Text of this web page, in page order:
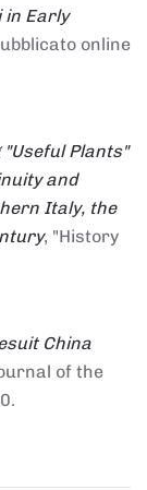
in Early
online
"Useful Plants"
and
Italy, the
, "History
China
of the